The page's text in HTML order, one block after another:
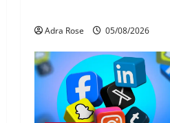
Adra Rose 05/08/2026